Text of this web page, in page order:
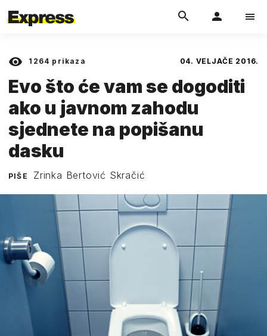
1264 prikaza 04. VELJAČE 2016.
Evo što će vam se dogoditi
ako u javnom zahodu
sjednete na popišanu
dasku
PIŠE Zrinka Bertović Skračić